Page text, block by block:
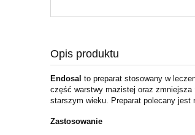
Opis produktu
Endosal to preparat stosowany w
część warstwy mazistej oraz zmniejsza
starszym wieku. Preparat polecany jest
Zastosowanie